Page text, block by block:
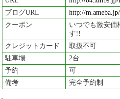
ブログURL
http://
クーポン
いつでも激安価
す!!
クレジットカード
取扱不可
駐車場
2台
予約
可
備考
完全予約制